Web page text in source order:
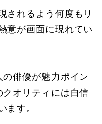
されるよう何度もリ
意が画面に現れてい
俳優が魅力ポイン
クオリティには自信
ます。